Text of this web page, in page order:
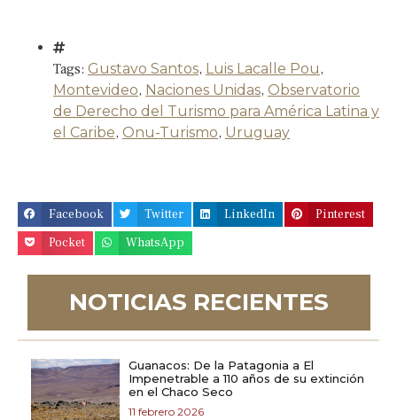
Tags: Gustavo Santos, Luis Lacalle Pou,
Montevideo, Naciones Unidas, Observatorio
de Derecho del Turismo para América Latina y
el Caribe, Onu-Turismo, Uruguay
Facebook Twitter LinkedIn
Pinterest
Pocket
WhatsApp
NOTICIAS RECIENTES
Guanacos: De la Patagonia a El
Impenetrable a 110 años de su extinción
en el Chaco Seco
11 febrero 2026